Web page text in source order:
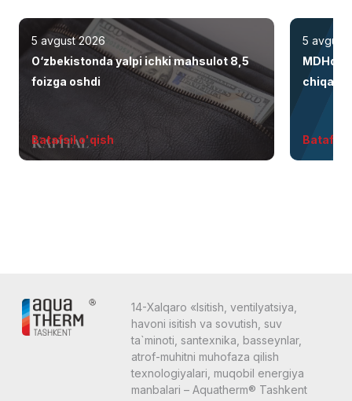
5 avgust 2026
O‘zbekistonda yalpi ichki mahsulot 8,5
foizga oshdi
Batafsil o'qish
5 avgust
Batafsil
14-Xalqaro «Isitish, ventilyatsiya,
havoni isitish va sovutish, suv
ta`minoti, santexnika, basseynlar,
atrof-muhitni muhofaza qilish
texnologiyalari, muqobil energiya
manbalari – Aquatherm® Tashkent